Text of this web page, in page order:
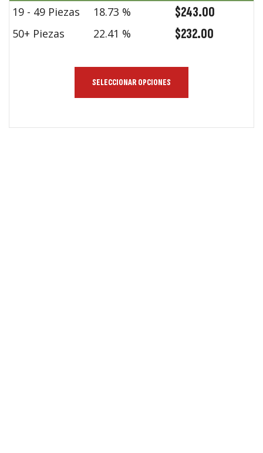
19 - 49 Piezas 18.73 % $243.00
50+ Piezas 22.41 % $232.00
SELECCIONAR OPCIONES